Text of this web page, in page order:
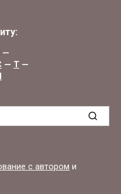
—
— Т —
с автором и